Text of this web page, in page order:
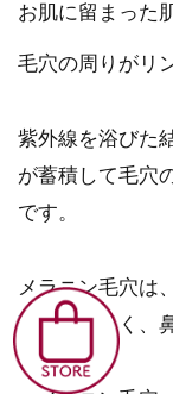
お肌に留まった
毛穴の周りがリ
紫外線を浴びた
が蓄積して毛穴
です。
メラニン毛穴は、
強い夏に多く、